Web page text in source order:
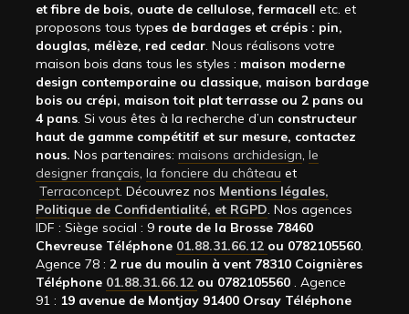
et fibre de bois, ouate de cellulose, fermacell etc. et
proposons tous types de bardages et crépis : pin,
douglas, mélèze, red cedar. Nous réalisons votre
maison bois dans tous les styles : maison moderne
design contemporaine ou classique, maison bardage
bois ou crépi, maison toit plat terrasse ou 2 pans ou
4 pans. Si vous êtes à la recherche d’un constructeur
haut de gamme compétitif et sur mesure, contactez
nous. Nos partenaires: maisons archidesign, le
designer français, la fonciere du château et
Terraconcept. Découvrez nos Mentions légales,
Politique de Confidentialité, et RGPD. Nos agences
IDF : Siège social : 9 route de la Brosse 78460
Chevreuse Téléphone 01.88.31.66.12 ou 0782105560.
Agence 78 : 2 rue du moulin à vent 78310 Coignières
Téléphone 01.88.31.66.12 ou 0782105560 . Agence
91 : 19 avenue de Montjay 91400 Orsay Téléphone